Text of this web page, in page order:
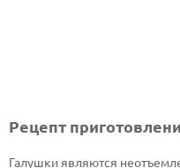
Рецепт
Галушки являются